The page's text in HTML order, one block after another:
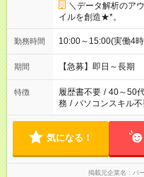
＼データ解析のア
イルを創造★*。
勤務時間 10:00～15:00(実働4
期間 【急募】即日～長期
特徴 履歴書不要 / 40～50
務 / パソコンスキル
気になる！
掲載元企業名 パ